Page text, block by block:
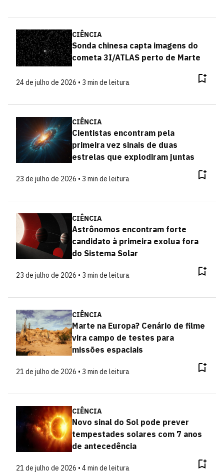
CIÊNCIA
Sonda chinesa capta imagens do
cometa 3I/ATLAS perto de Marte
24 de julho de 2026 • 3 min de leitura
CIÊNCIA
Cientistas encontram pela
primeira vez sinais de duas
estrelas que explodiram juntas
23 de julho de 2026 • 3 min de leitura
CIÊNCIA
Astrônomos encontram forte
candidato à primeira exolua fora
do Sistema Solar
23 de julho de 2026 • 3 min de leitura
CIÊNCIA
Marte na Europa? Cenário de filme
vira campo de testes para
missões espaciais
21 de julho de 2026 • 3 min de leitura
CIÊNCIA
Novo sinal do Sol pode prever
tempestades solares com 7 anos
de antecedência
21 de julho de 2026 • 4 min de leitura